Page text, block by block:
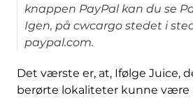
knappen PayPal kan du se
Igen, på cwcargo stedet i
paypal.com.
Det værste er, at, Ifølge Juice,
berørte lokaliteter kunne være